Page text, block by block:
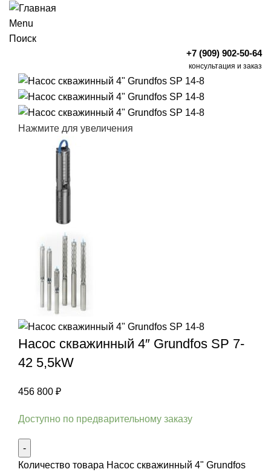
Menu
Поиск
+7 (909) 902-50-64
консультация и заказ
Нажмите для увеличения
Насос скважинный 4″ Grundfos SP 7-
42 5,5kW
456 800 ₽
Доступно по предварительному заказу
Количество товара Насос скважинный 4" Grundfos